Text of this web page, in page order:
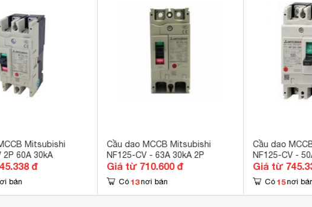
Mitsubishi
2P 60A 30kA
đ
bán
Cầu dao MCCB Mitsubishi
NF125-CV - 63A 30kA 2P
Giá từ 710.600 đ
Có 13 nơi bán
Cầu dao
NF125-CV -
Giá từ
Có 15 nơi